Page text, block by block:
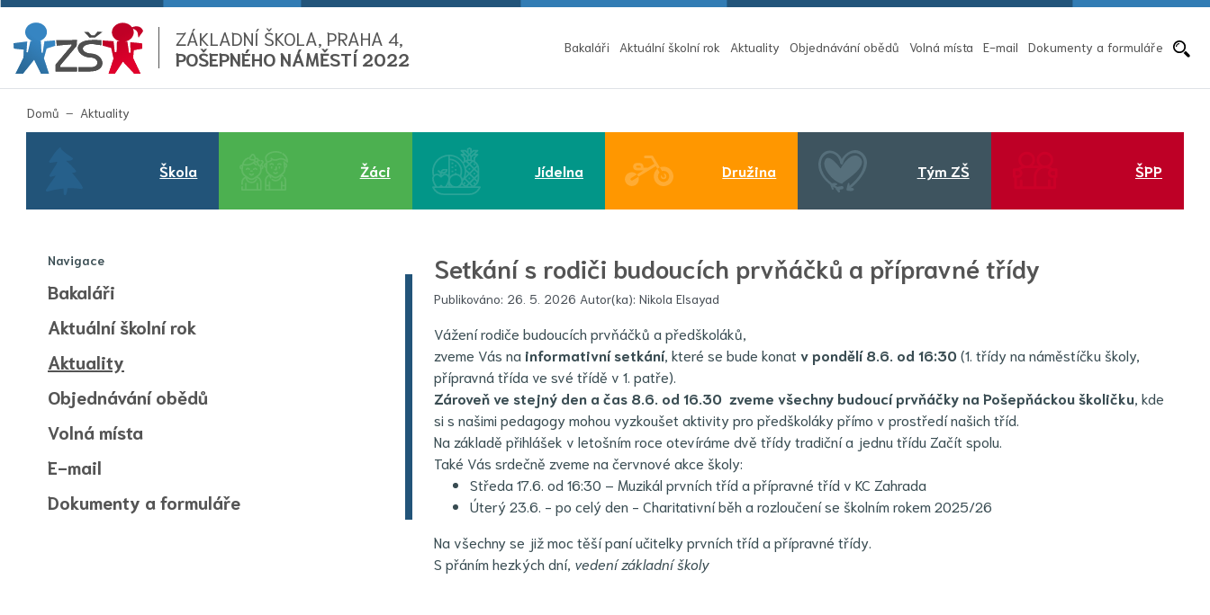
ZÁKLADNÍ ŠKOLA, PRAHA 4,
POŠEPNÉHO NÁMĚSTÍ 2022
Bakaláři Aktuální školní rok Aktuality (aktuální)
Objednávání obědů Volná místa E-mail Dokumenty a formuláře
Domů Aktuality
Škola Žáci Jídelna Družina Tým ZŠ ŠPP
Navigace
Bakaláři
Aktuální školní rok
Aktuality
Objednávání obědů
Volná místa
E-mail
Dokumenty a formuláře
Setkání s rodiči budoucích prvňáčků a přípravné třídy
Publikováno: 26. 5. 2026 Autor(ka): Nikola Elsayad
Vážení rodiče budoucích prvňáčků a předškoláků,
zveme Vás na informativní setkání, které se bude konat v pondělí 8.6. od 16:30(1. třídy na náměstíčku školy,
přípravná třída ve své třídě v 1. patře).
Zároveň ve stejný den a čas 8.6. od 16.30 zveme všechny budoucí prvňáčky na Pošepňáckou školičku, kde
si s našimi pedagogy mohou vyzkoušet aktivity pro předškoláky přímo v prostředí našich tříd.
Na základě přihlášek v letošním roce otevíráme dvě třídy tradiční a jednu třídu Začít spolu.
Také Vás srdečně zveme na červnové akce školy:
Středa 17.6. od 16:30 – Muzikál prvních tříd a přípravné tříd v KC Zahrada
Úterý 23.6. - po celý den - Charitativní běh a rozloučení se školním rokem 2025/26
Na všechny se již moc těší paní učitelky prvních tříd a přípravné třídy.
S přáním hezkých dní, vedení základní školy